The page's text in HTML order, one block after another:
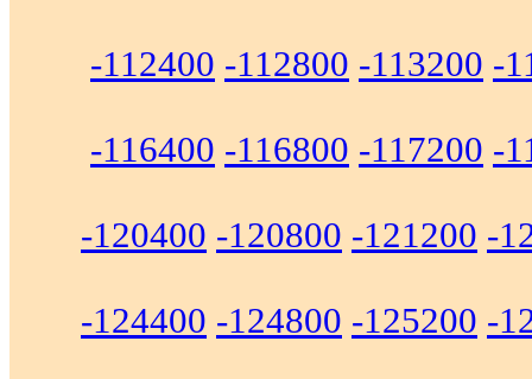
-112400 -112800 -113200 -
-116400 -116800 -117200 -
-120400 -120800 -121200 -
-124400 -124800 -125200 -